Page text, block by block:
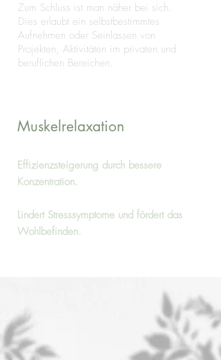
Zum Schluss ist man näher bei sich.
Dies erlaubt ein selbstbestimmtes
Aufnehmen oder Seinlassen von
Projekten, Aktivitäten im privaten und
beruflichen Bereichen.
Muskelrelaxation
Effizienzsteigerung durch bessere
Konzentration.
Lindert Stresssymptome und fördert das
Wohlbefinden.